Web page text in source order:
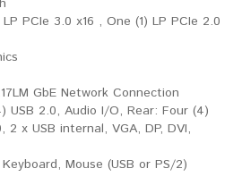
PCIe 3.0 x16 , One (1) LP PCIe 2.0
GbE Network Connection
2.0, Audio I/O, Rear: Four (4)
2 x USB internal, VGA, DP, DVI,
Mouse (USB or PS/2)